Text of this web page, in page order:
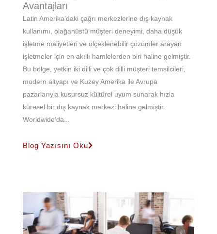
Avantajları
Latin Amerika’daki çağrı merkezlerine dış kaynak
kullanımı, olağanüstü müşteri deneyimi, daha düşük
işletme maliyetleri ve ölçeklenebilir çözümler arayan
işletmeler için en akıllı hamlelerden biri haline gelmiştir.
Bu bölge, yetkin iki dilli ve çok dilli müşteri temsilcileri,
modern altyapı ve Kuzey Amerika ile Avrupa
pazarlarıyla kusursuz kültürel uyum sunarak hızla
küresel bir dış kaynak merkezi haline gelmiştir.
Worldwide’da...
Blog Yazısını Oku